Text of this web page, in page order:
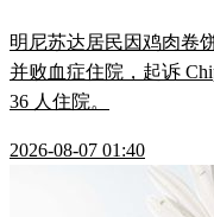
明尼苏达居民因鸡肉卷
并败血症住院，起诉
36 人住院。
2026-08-07 01:40